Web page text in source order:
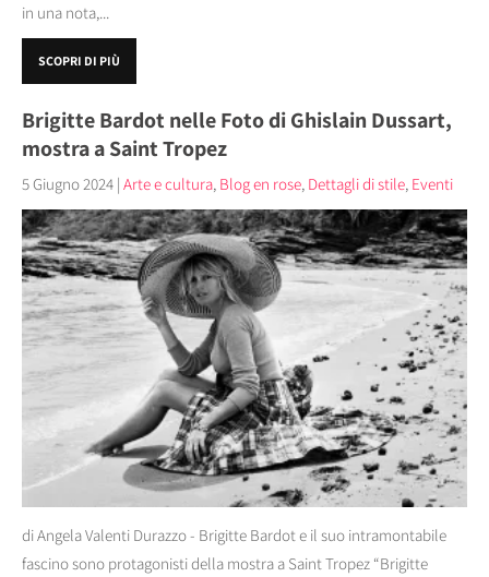
in una nota,...
SCOPRI DI PIÙ
Brigitte Bardot nelle Foto di Ghislain Dussart,
mostra a Saint Tropez
5 Giugno 2024 | Arte e cultura, Blog en rose, Dettagli di stile, Eventi
di Angela Valenti Durazzo - Brigitte Bardot e il suo intramontabile
fascino sono protagonisti della mostra a Saint Tropez “Brigitte